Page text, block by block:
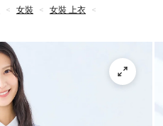
< 女裝 < 女裝 上衣
<